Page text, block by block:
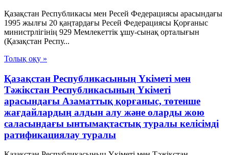
Қазақстан Республикасы мен Ресей Федерациясы арасындағы
1995 жылғы 20 қаңтардағы Ресей Федерациясы Қорғаныс
министрлігінің 929 Мемлекеттік ұшу-сынақ орталығын
(Қазақстан Респу...
Толық оқу »
Қазақстан Республикасының Үкіметі мен
Тәжікстан Республикасының Үкіметі
арасындағы Азаматтық қорғаныс, төтенше
жағдайлардың алдын алу және оларды жою
саласындағы ынтымақтастық туралы келісімді
ратификациялау туралы